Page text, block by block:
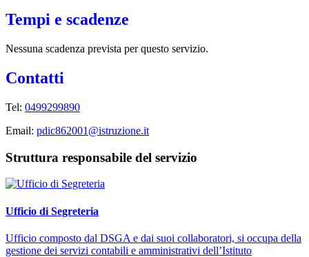
Tempi e scadenze
Nessuna scadenza prevista per questo servizio.
Contatti
Tel: 0499299890
Email: pdic862001@istruzione.it
Struttura responsabile del servizio
Ufficio di Segreteria
Ufficio composto dal DSGA e dai suoi collaboratori, si occupa della
gestione dei servizi contabili e amministrativi dell’Istituto